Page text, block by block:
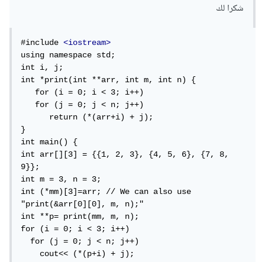
شكرا لك
#include <iostream>
using namespace std;
int i, j;
int *print(int **arr, int m, int n) {
   for (i = 0; i < 3; i++)
   for (j = 0; j < n; j++)
      return (*(arr+i) + j);
}
int main() {
int arr[][3] = {{1, 2, 3}, {4, 5, 6}, {7, 8,
9}};
int m = 3, n = 3;
int (*mm)[3]=arr; // We can also use
"print(&arr[0][0], m, n);"
int **p= print(mm, m, n);
for (i = 0; i < 3; i++)
  for (j = 0; j < n; j++)
    cout<< (*(p+i) + j);